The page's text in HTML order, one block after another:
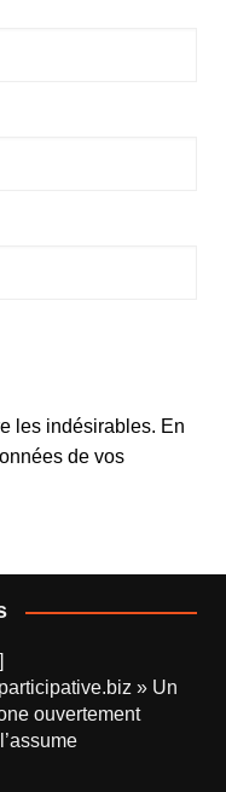
les indésirables. En
de vos
» Un
ouvertement